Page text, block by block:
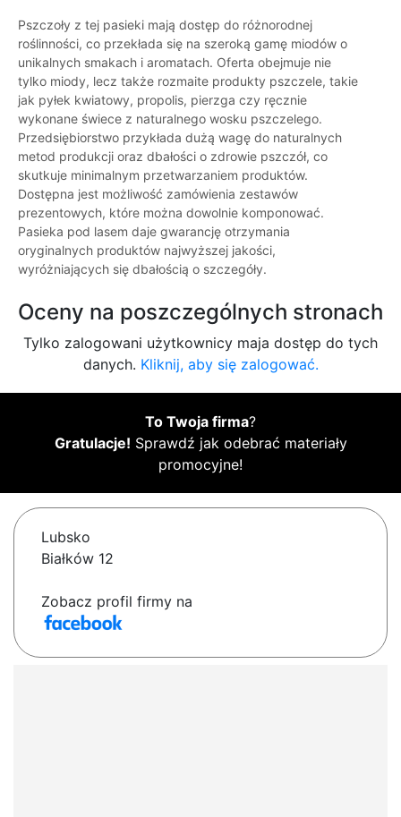
Pszczoły z tej pasieki mają dostęp do różnorodnej
roślinności, co przekłada się na szeroką gamę miodów o
unikalnych smakach i aromatach. Oferta obejmuje nie
tylko miody, lecz także rozmaite produkty pszczele, takie
jak pyłek kwiatowy, propolis, pierzga czy ręcznie
wykonane świece z naturalnego wosku pszczelego.
Przedsiębiorstwo przykłada dużą wagę do naturalnych
metod produkcji oraz dbałości o zdrowie pszczół, co
skutkuje minimalnym przetwarzaniem produktów.
Dostępna jest możliwość zamówienia zestawów
prezentowych, które można dowolnie komponować.
Pasieka pod lasem daje gwarancję otrzymania
oryginalnych produktów najwyższej jakości,
wyróżniających się dbałością o szczegóły.
Oceny na poszczególnych stronach
Tylko zalogowani użytkownicy maja dostęp do tych
danych. Kliknij, aby się zalogować.
To Twoja firma?
Gratulacje! Sprawdź jak odebrać materiały
promocyjne!
Lubsko
Białków 12
Zobacz profil firmy na